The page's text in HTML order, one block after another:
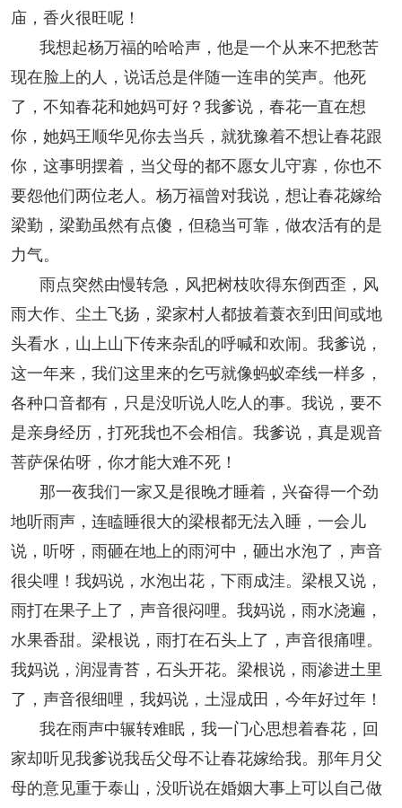
庙，香火很旺呢！
我想起杨万福的哈哈声，他是一个从来不把愁苦
现在脸上的人，说话总是伴随一连串的笑声。他死
了，不知春花和她妈可好？我爹说，春花一直在想
你，她妈王顺华见你去当兵，就犹豫着不想让春花跟
你，这事明摆着，当父母的都不愿女儿守寡，你也不
要怨他们两位老人。杨万福曾对我说，想让春花嫁给
梁勤，梁勤虽然有点傻，但稳当可靠，做农活有的是
力气。
雨点突然由慢转急，风把树枝吹得东倒西歪，风
雨大作、尘土飞扬，梁家村人都披着蓑衣到田间或地
头看水，山上山下传来杂乱的呼喊和欢闹。我爹说，
这一年来，我们这里来的乞丐就像蚂蚁牵线一样多，
各种口音都有，只是没听说人吃人的事。我说，要不
是亲身经历，打死我也不会相信。我爹说，真是观音
菩萨保佑呀，你才能大难不死！
那一夜我们一家又是很晚才睡着，兴奋得一个劲
地听雨声，连瞌睡很大的梁根都无法入睡，一会儿
说，听呀，雨砸在地上的雨河中，砸出水泡了，声音
很尖哩！我妈说，水泡出花，下雨成洼。梁根又说，
雨打在果子上了，声音很闷哩。我妈说，雨水浇遍，
水果香甜。梁根说，雨打在石头上了，声音很痛哩。
我妈说，润湿青苔，石头开花。梁根说，雨渗进土里
了，声音很细哩，我妈说，土湿成田，今年好过年！
我在雨声中辗转难眠，我一门心思想着春花，回
家却听见我爹说我岳父母不让春花嫁给我。那年月父
母的意见重于泰山，没听说在婚姻大事上可以自己做